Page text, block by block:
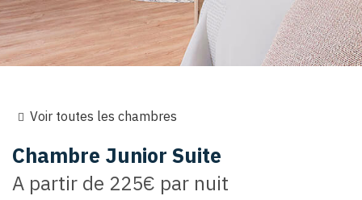
Voir toutes les chambres
Chambre Junior Suite
A partir de 225€ par nuit